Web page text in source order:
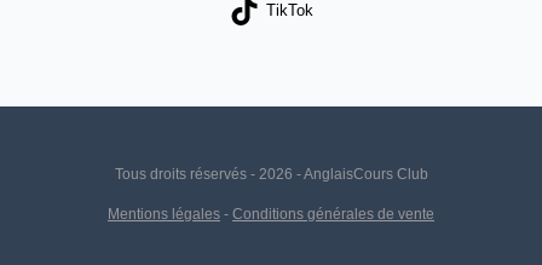
TikTok
Tous droits réservés - 2026 - AnglaisCours Club
Mentions légales - Conditions générales de vente